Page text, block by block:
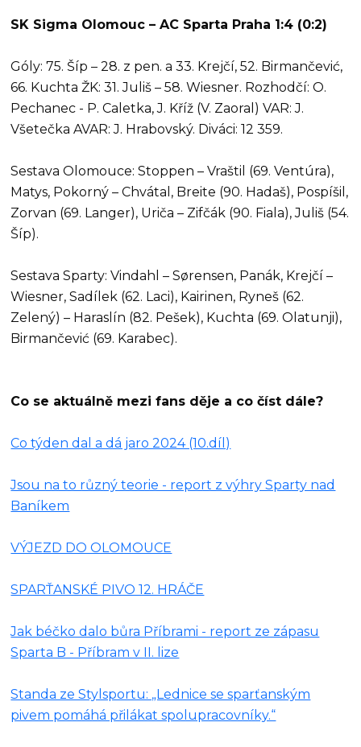
SK Sigma Olomouc – AC Sparta Praha 1:4 (0:2)
Góly: 75. Šíp – 28. z pen. a 33. Krejčí, 52. Birmančević,
66. Kuchta ŽK: 31. Juliš – 58. Wiesner. Rozhodčí: O.
Pechanec - P. Caletka, J. Kříž (V. Zaoral) VAR: J.
Všetečka AVAR: J. Hrabovský. Diváci: 12 359.
Sestava Olomouce: Stoppen – Vraštil (69. Ventúra),
Matys, Pokorný – Chvátal, Breite (90. Hadaš), Pospíšil,
Zorvan (69. Langer), Uriča – Zifčák (90. Fiala), Juliš (54.
Šíp).
Sestava Sparty: Vindahl – Sørensen, Panák, Krejčí –
Wiesner, Sadílek (62. Laci), Kairinen, Ryneš (62.
Zelený) – Haraslín (82. Pešek), Kuchta (69. Olatunji),
Birmančević (69. Karabec).
Co se aktuálně mezi fans děje a co číst dále?
Co týden dal a dá jaro 2024 (10.díl)
Jsou na to různý teorie - report z výhry Sparty nad
Baníkem
VÝJEZD DO OLOMOUCE
SPARŤANSKÉ PIVO 12. HRÁČE
Jak béčko dalo bůra Příbrami - report ze zápasu
Sparta B - Příbram v II. lize
Standa ze Stylsportu: „Lednice se sparťanským
pivem pomáhá přilákat spolupracovníky.“